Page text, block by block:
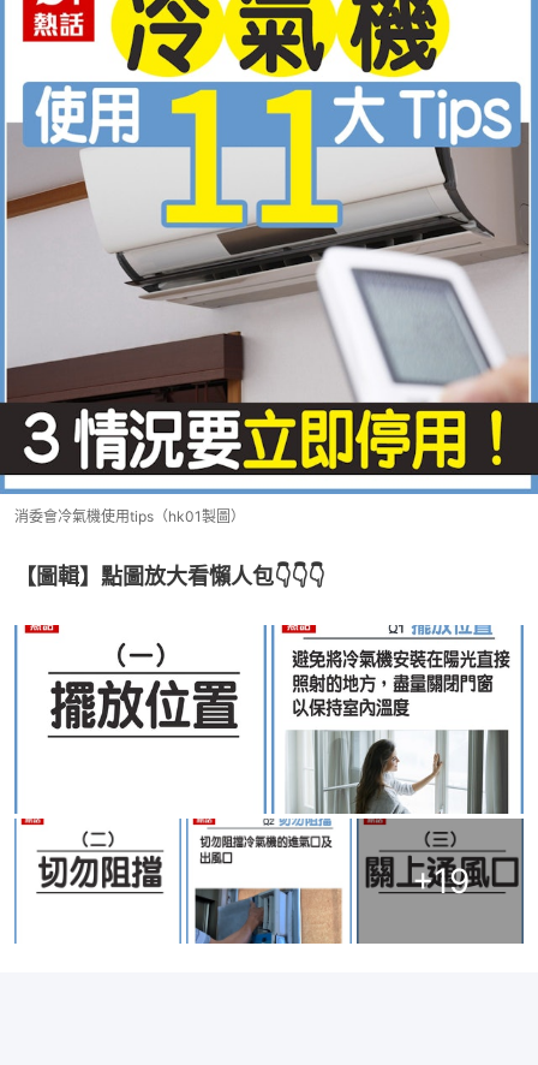
消委會冷氣機使用tips（hk01製圖）
【圖輯】點圖放大看懶人包👇👇👇
+19